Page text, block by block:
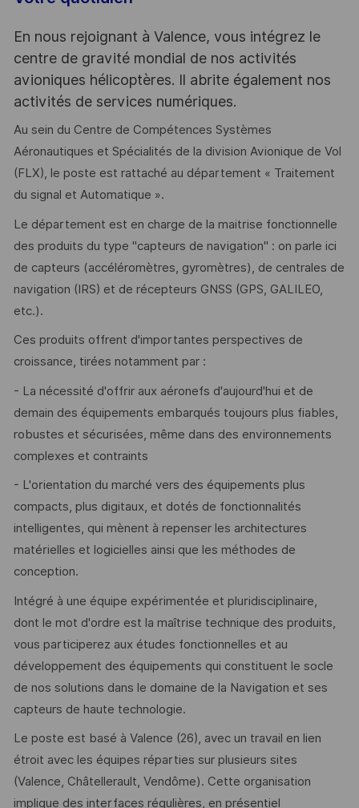
En nous rejoignant à Valence, vous intégrez le
centre de gravité mondial de nos activités
avioniques hélicoptères. Il abrite également nos
activités de services numériques.
Au sein du Centre de Compétences Systèmes
Aéronautiques et Spécialités de la division Avionique de Vol
(FLX), le poste est rattaché au département « Traitement
du signal et Automatique ».
Le département est en charge de la maitrise fonctionnelle
des produits du type "capteurs de navigation" : on parle ici
de capteurs (accéléromètres, gyromètres), de centrales de
navigation (IRS) et de récepteurs GNSS (GPS, GALILEO,
etc.).
Ces produits offrent d'importantes perspectives de
croissance, tirées notamment par :
- La nécessité d'offrir aux aéronefs d'aujourd'hui et de
demain des équipements embarqués toujours plus fiables,
robustes et sécurisées, même dans des environnements
complexes et contraints
- L'orientation du marché vers des équipements plus
compacts, plus digitaux, et dotés de fonctionnalités
intelligentes, qui mènent à repenser les architectures
matérielles et logicielles ainsi que les méthodes de
conception.
Intégré à une équipe expérimentée et pluridisciplinaire,
dont le mot d'ordre est la maîtrise technique des produits,
vous participerez aux études fonctionnelles et au
développement des équipements qui constituent le socle
de nos solutions dans le domaine de la Navigation et ses
capteurs de haute technologie.
Le poste est basé à Valence (26), avec un travail en lien
étroit avec les équipes réparties sur plusieurs sites
(Valence, Châtellerault, Vendôme). Cette organisation
implique des interfaces régulières, en présentiel